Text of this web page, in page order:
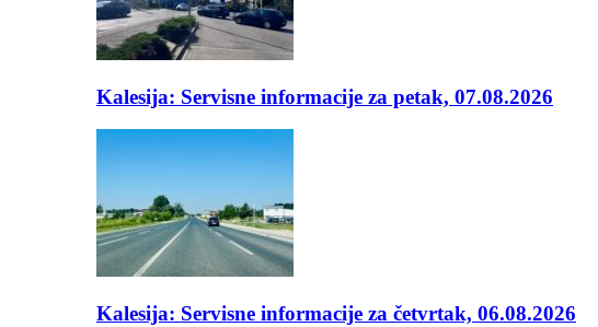
Kalesija: Servisne informacije za petak, 07.08.2026
Kalesija: Servisne informacije za četvrtak, 06.08.2026